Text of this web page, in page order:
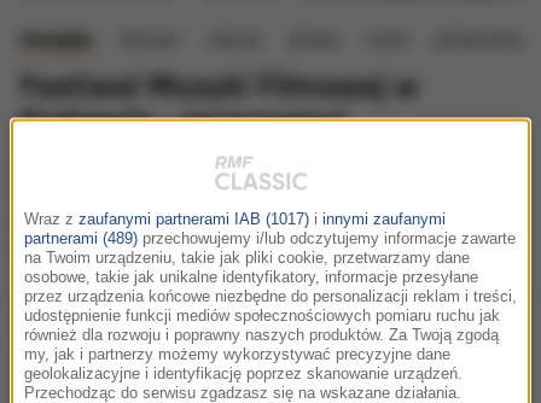
muzyka
Festiwal Muzyki Filmowej w
Krakowie - zaczynamy!
Za nami pierwszy dzień 17. FMF! Rozpoczęliśmy go
konferencją prasową w Pałacu Potockich. Od razu po
niej ruszyły pierwsze spotkania w ramach Forum
Audiowizualnego FMF.
Wraz z zaufanymi partnerami IAB (1017) i innymi zaufanymi
partnerami (489) przechowujemy i/lub odczytujemy informacje zawarte
na Twoim urządzeniu, takie jak pliki cookie, przetwarzamy dane
osobowe, takie jak unikalne identyfikatory, informacje przesyłane
przez urządzenia końcowe niezbędne do personalizacji reklam i treści,
udostępnienie funkcji mediów społecznościowych pomiaru ruchu jak
również dla rozwoju i poprawny naszych produktów. Za Twoją zgodą
my, jak i partnerzy możemy wykorzystywać precyzyjne dane
geolokalizacyjne i identyfikację poprzez skanowanie urządzeń.
Przechodząc do serwisu zgadzasz się na wskazane działania.